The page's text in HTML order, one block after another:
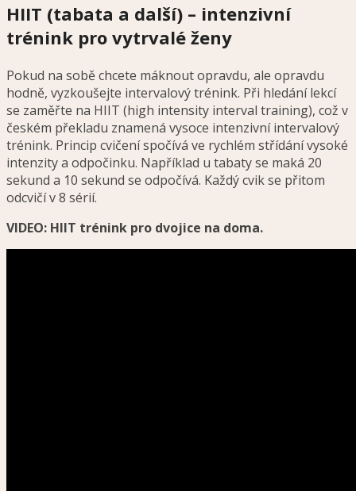
HIIT (tabata a další) – intenzivní
trénink pro vytrvalé ženy
Pokud na sobě chcete máknout opravdu, ale opravdu
hodně, vyzkoušejte intervalový trénink. Při hledání lekcí
se zaměřte na HIIT (high intensity interval training), což v
českém překladu znamená vysoce intenzivní intervalový
trénink. Princip cvičení spočívá ve rychlém střídání vysoké
intenzity a odpočinku. Například u tabaty se maká 20
sekund a 10 sekund se odpočívá. Každý cvik se přitom
odcvičí v 8 sérií.
VIDEO: HIIT trénink pro dvojice na doma.